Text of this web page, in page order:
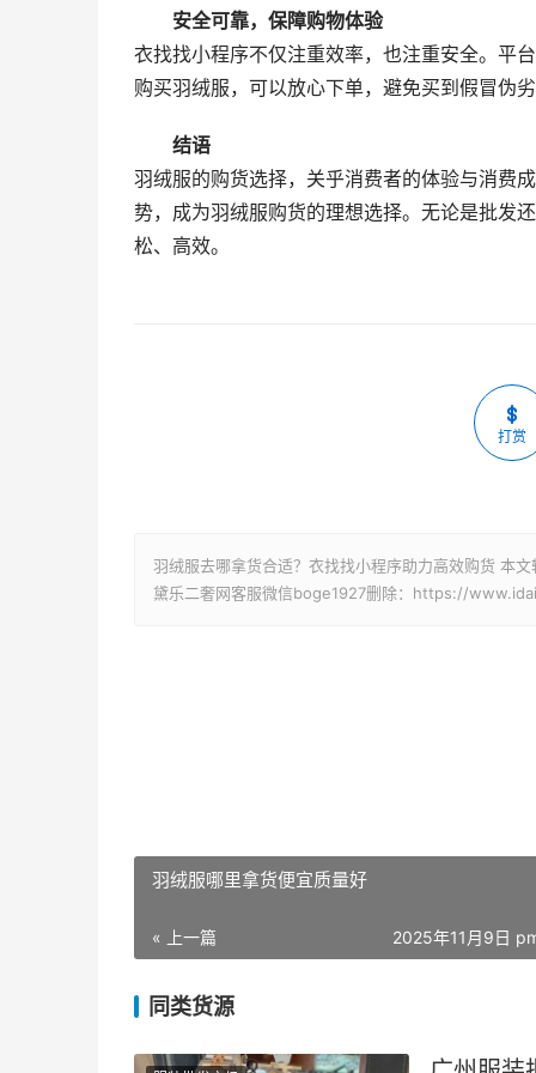
安全可靠，保障购物体验
衣找找小程序不仅注重效率，也注重安全。平
购买羽绒服，可以放心下单，避免买到假冒伪
结语
羽绒服的购货选择，关乎消费者的体验与消费
势，成为羽绒服购货的理想选择。无论是批发
松、高效。
打赏
羽绒服去哪拿货合适？衣找找小程序助力高效购货 本
黛乐二奢网客服微信boge1927删除：https://
羽绒服哪里拿货便宜质量好
« 上一篇 2025年11月9日
同类货源